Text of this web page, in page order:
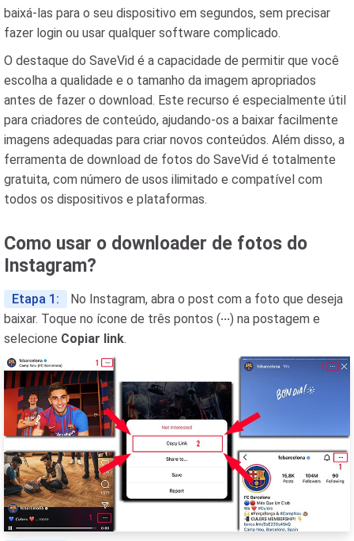
baixá-las para o seu dispositivo em segundos, sem precisar
fazer login ou usar qualquer software complicado.
O destaque do SaveVid é a capacidade de permitir que você
escolha a qualidade e o tamanho da imagem apropriados
antes de fazer o download. Este recurso é especialmente útil
para criadores de conteúdo, ajudando-os a baixar facilmente
imagens adequadas para criar novos conteúdos. Além disso, a
ferramenta de download de fotos do SaveVid é totalmente
gratuita, com número de usos ilimitado e compatível com
todos os dispositivos e plataformas.
Como usar o downloader de fotos do
Instagram?
Etapa 1:
No Instagram, abra o post com a foto que deseja
baixar. Toque no ícone de três pontos (···) na postagem e
selecione Copiar link.